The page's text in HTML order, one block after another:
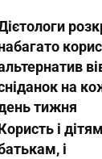
на
тижня
і
і